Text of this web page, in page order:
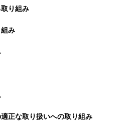
り組み
み
正な取り扱いへの取り組み